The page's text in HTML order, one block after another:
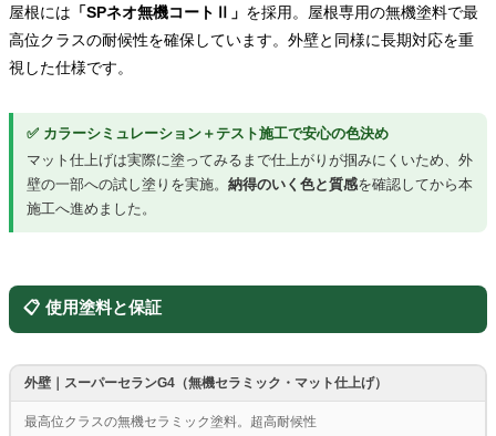
屋根には 「SPネオ無機コートⅡ」 を採用。屋根専用の無機塗料で最
高位クラスの耐候性を確保しています。外壁と同様に長期対応を重
視した仕様です。
✅ カラーシミュレーション＋テスト施工で安心の色決め
マット仕上げは実際に塗ってみるまで仕上がりが掴みにくいため、外
壁の一部への試し塗りを実施。 納得のいく色と質感を確認してから本
施工へ進めました。
📋 使用塗料と保証
外壁｜スーパーセランG4（無機セラミック・マット仕上げ）
最高位クラスの無機セラミック塗料。超高耐候性